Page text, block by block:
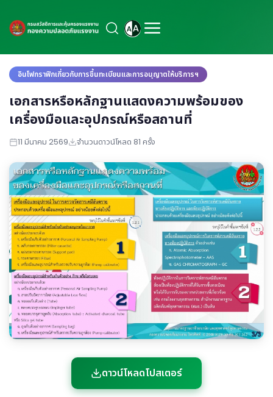
อินโฟกราฟิกเกี่ยวกับการขึ้นทะเบียนและการอนุญาตให้บริการฯ
เอกสารหรือหลักฐานแสดงความพร้อมของ
เครื่องมือและอุปกรณ์หรือสถานที่
11 มีนาคม 2569 จำนวนดาวน์โหลด 81 ครั้ง
ดาวน์โหลดโปสเตอร์